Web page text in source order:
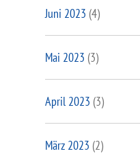
Juni 2023 (4)
Mai 2023 (3)
April 2023 (3)
März 2023 (2)